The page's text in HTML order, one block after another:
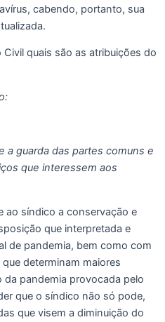
cabendo, portanto, sua
quais são as atribuições do
a guarda das partes comuns e
que interessem aos
ao síndico a conservação e
que interpretada e
de pandemia, bem como com
determinam maiores
que o síndico não só pode,
que visem a diminuição do